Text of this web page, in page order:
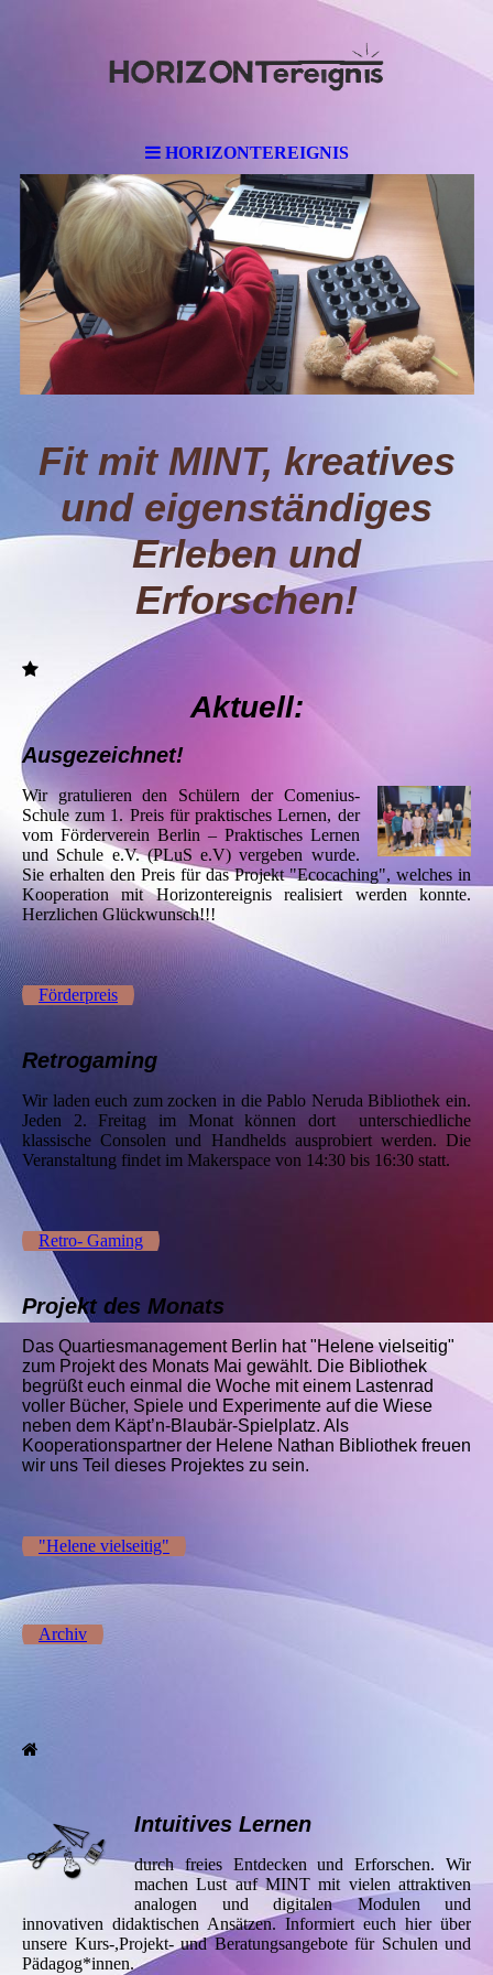
HORIZONTEREIGNIS
Fit mit MINT, kreatives
und eigenständiges
Erleben und
Erforschen!
Aktuell:
Ausgezeichnet!
Wir gratulieren den Schülern der Comenius-
Schule zum 1. Preis für praktisches Lernen, der
vom Förderverein Berlin – Praktisches Lernen
und Schule e.V. (PLuS e.V) vergeben wurde.
Sie erhalten den Preis für das Projekt "Ecocaching", welches in
Kooperation mit Horizontereignis realisiert werden konnte.
Herzlichen Glückwunsch!!!
Förderpreis
Retrogaming
Wir laden euch zum zocken in die Pablo Neruda Bibliothek ein.
Jeden 2. Freitag im Monat können dort unterschiedliche
klassische Consolen und Handhelds ausprobiert werden. Die
Veranstaltung findet im Makerspace von 14:30 bis 16:30 statt.
Retro- Gaming
Projekt des Monats
Das Quartiesmanagement Berlin hat "Helene vielseitig"
zum Projekt des Monats Mai gewählt. Die Bibliothek
begrüßt euch einmal die Woche mit einem Lastenrad
voller Bücher, Spiele und Experimente auf die Wiese
neben dem Käpt’n-Blaubär-Spielplatz. Als
Kooperationspartner der Helene Nathan Bibliothek freuen
wir uns Teil dieses Projektes zu sein.
"Helene vielseitig"
Archiv
Intuitives Lernen
durch freies Entdecken und Erforschen. Wir
machen Lust auf MINT mit vielen attraktiven
analogen und digitalen Modulen und
innovativen didaktischen Ansätzen. Informiert euch hier über
unsere Kurs-,Projekt- und Beratungsangebote für Schulen und
Pädagog*innen.